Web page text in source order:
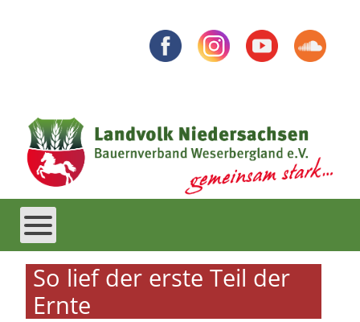
So lief der erste Teil der
Ernte